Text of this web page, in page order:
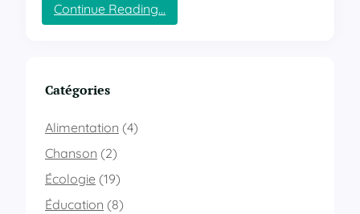
Continue Reading…
:
Catégories
Alimentation (4)
Chanson (2)
Écologie (19)
Éducation (8)